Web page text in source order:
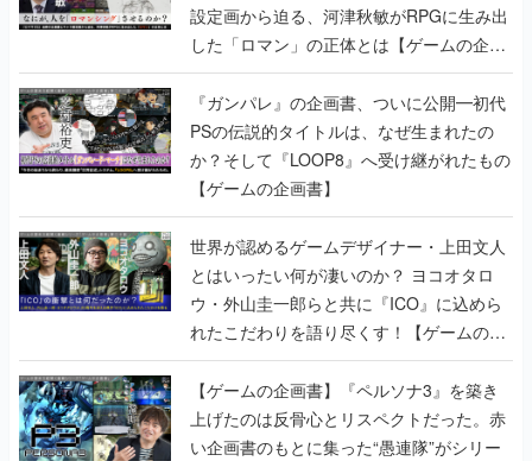
設定画から迫る、河津秋敏がRPGに生み出
した「ロマン」の正体とは【ゲームの企画
書】
『ガンパレ』の企画書、ついに公開━初代
PSの伝説的タイトルは、なぜ生まれたの
か？そして『LOOP8』へ受け継がれたもの
【ゲームの企画書】
世界が認めるゲームデザイナー・上田文人
とはいったい何が凄いのか？ ヨコオタロ
ウ・外山圭一郎らと共に『ICO』に込めら
れたこだわりを語り尽くす！【ゲームの企
画書】
【ゲームの企画書】『ペルソナ3』を築き
上げたのは反骨心とリスペクトだった。赤
い企画書のもとに集った“愚連隊”がシリー